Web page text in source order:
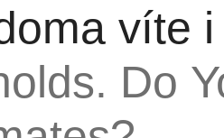
víte
Do